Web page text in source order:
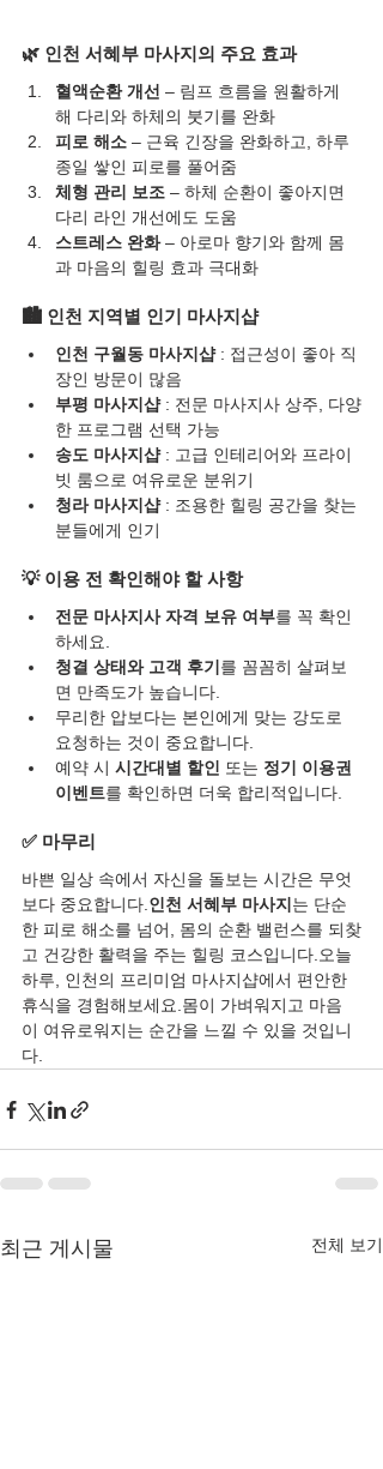
🌿 인천 서혜부 마사지의 주요 효과
혈액순환 개선 – 림프 흐름을 원활하게
해 다리와 하체의 붓기를 완화
피로 해소 – 근육 긴장을 완화하고, 하루
종일 쌓인 피로를 풀어줌
체형 관리 보조 – 하체 순환이 좋아지면
다리 라인 개선에도 도움
스트레스 완화 – 아로마 향기와 함께 몸
과 마음의 힐링 효과 극대화
🏙 인천 지역별 인기 마사지샵
인천 구월동 마사지샵 : 접근성이 좋아 직
장인 방문이 많음
부평 마사지샵 : 전문 마사지사 상주, 다양
한 프로그램 선택 가능
송도 마사지샵 : 고급 인테리어와 프라이
빗 룸으로 여유로운 분위기
청라 마사지샵 : 조용한 힐링 공간을 찾는
분들에게 인기
💡 이용 전 확인해야 할 사항
전문 마사지사 자격 보유 여부를 꼭 확인
하세요.
청결 상태와 고객 후기 를 꼼꼼히 살펴보
면 만족도가 높습니다.
무리한 압보다는 본인에게 맞는 강도로
요청하는 것이 중요합니다.
예약 시 시간대별 할인 또는 정기 이용권
이벤트를 확인하면 더욱 합리적입니다.
✅ 마무리
바쁜 일상 속에서 자신을 돌보는 시간은 무엇
보다 중요합니다. 인천 서혜부 마사지 는 단순
한 피로 해소를 넘어, 몸의 순환 밸런스를 되찾
고 건강한 활력을 주는 힐링 코스입니다.오늘
하루, 인천의 프리미엄 마사지샵에서 편안한
휴식을 경험해보세요.몸이 가벼워지고 마음
이 여유로워지는 순간을 느낄 수 있을 것입니
다.
최근 게시물 전체 보기